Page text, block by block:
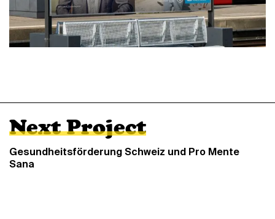
Next Project
Gesundheitsförderung Schweiz und Pro Mente
Sana